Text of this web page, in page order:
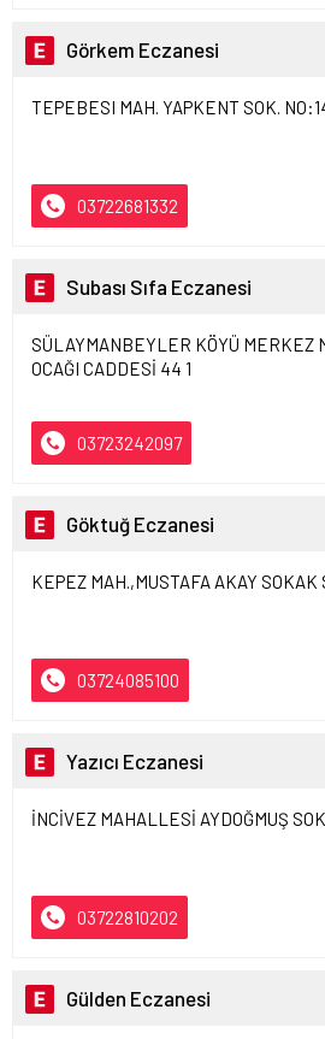
Görkem Eczanesi
TEPEBESI MAH. YAPKENT SOK.
03722681332
Subası Sıfa Eczanesi
SÜLAYMANBEYLER KÖYÜ MERKEZ
OCAĞI CADDESİ 44 1
03723242097
Göktuğ Eczanesi
KEPEZ MAH.,MUSTAFA AKAY
03724085100
Yazıcı Eczanesi
İNCİVEZ MAHALLESİ AYDOĞMUŞ
03722810202
Gülden Eczanesi